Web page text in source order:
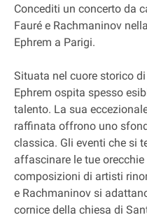
Concediti un concerto da
Fauré e Rachmaninov
Ephrem a Parigi.
Situata nel cuore storico
Ephrem ospita spesso
talento. La sua
raffinata offrono uno
classica. Gli eventi che si
affascinare le tue
composizioni di artisti
e Rachmaninov si
cornice della chiesa di